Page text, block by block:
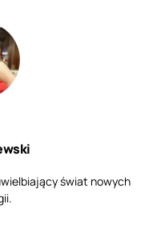
świat nowych